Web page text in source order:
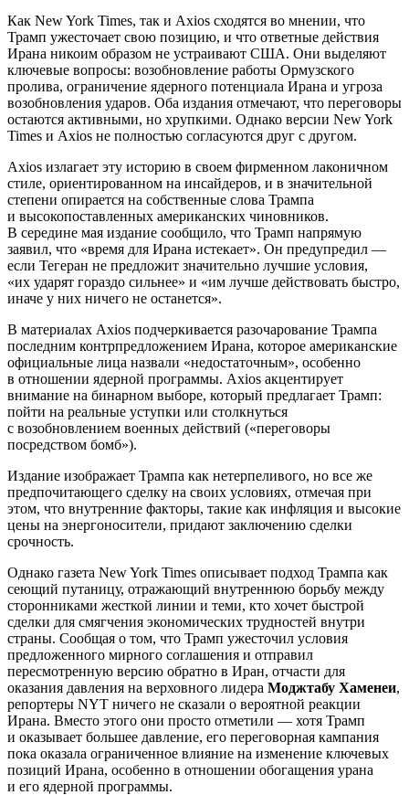
Как New York Times, так и Axios сходятся во мнении, что
Трамп ужесточает свою позицию, и что ответные действия
Ирана никоим образом не устраивают США. Они выделяют
ключевые вопросы: возобновление работы Ормузского
пролива, ограничение ядерного потенциала Ирана и угроза
возобновления ударов. Оба издания отмечают, что переговоры
остаются активными, но хрупкими. Однако версии New York
Times и Axios не полностью согласуются друг с другом.
Axios излагает эту историю в своем фирменном лаконичном
стиле, ориентированном на инсайдеров, и в значительной
степени опирается на собственные слова Трампа
и высокопоставленных американских чиновников.
В середине мая издание сообщило, что Трамп напрямую
заявил, что «время для Ирана истекает». Он предупредил —
если Тегеран не предложит значительно лучшие условия,
«их ударят гораздо сильнее» и «им лучше действовать быстро,
иначе у них ничего не останется».
В материалах Axios подчеркивается разочарование Трампа
последним контрпредложением Ирана, которое американские
официальные лица назвали «недостаточным», особенно
в отношении ядерной программы. Axios акцентирует
внимание на бинарном выборе, который предлагает Трамп:
пойти на реальные уступки или столкнуться
с возобновлением военных действий («переговоры
посредством бомб»).
Издание изображает Трампа как нетерпеливого, но все же
предпочитающего сделку на своих условиях, отмечая при
этом, что внутренние факторы, такие как инфляция и высокие
цены на энергоносители, придают заключению сделки
срочность.
Однако газета New York Times описывает подход Трампа как
сеющий путаницу, отражающий внутреннюю борьбу между
сторонниками жесткой линии и теми, кто хочет быстрой
сделки для смягчения экономических трудностей внутри
страны. Сообщая о том, что Трамп ужесточил условия
предложенного мирного соглашения и отправил
пересмотренную версию обратно в Иран, отчасти для
оказания давления на верховного лидера Моджтабу Хаменеи,
репортеры NYT ничего не сказали о вероятной реакции
Ирана. Вместо этого они просто отметили — хотя Трамп
и оказывает большее давление, его переговорная кампания
пока оказала ограниченное влияние на изменение ключевых
позиций Ирана, особенно в отношении обогащения урана
и его ядерной программы.